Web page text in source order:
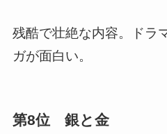
残酷で壮絶な内容。ドラ
ガが面白い。
第8位 銀と金